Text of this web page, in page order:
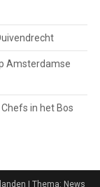
Amsterdamse
in het Bos
| Thema: News